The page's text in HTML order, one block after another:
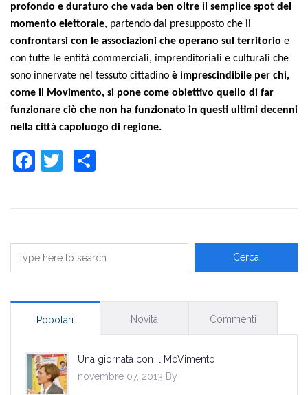
profondo e duraturo che vada ben oltre il semplice spot del
momento elettorale, partendo dal presupposto che il
confrontarsi con le associazioni che operano sul territorio e
con tutte le entità commerciali, imprenditoriali e culturali che
sono innervate nel tessuto cittadino è imprescindibile per chi,
come il Movimento, si pone come obiettivo quello di far
funzionare ciò che non ha funzionato in questi ultimi decenni
nella città capoluogo di regione.
Facebook
Twitter
Popolari Novità Commenti
Una giornata con il MoVimento
novembre 07, 2013 By